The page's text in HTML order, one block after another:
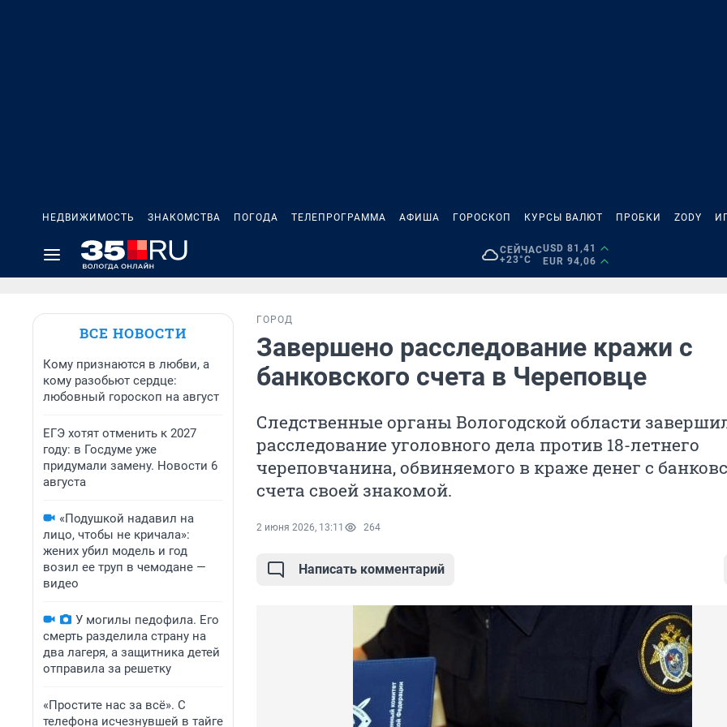
НЕДВИЖИМОСТЬ ЗНАКОМСТВА ПОГОДА ТЕЛЕПРОГРАММА АФИША ГОРОСКОП КУРСЫ ВАЛЮТ ПРОБКИ ZODY
СЕЙЧАС
+23°C
USD 81,41
EUR 94,06
ВСЕ НОВОСТИ
Кому признаются в любви, а
кому разобьют сердце:
любовный гороскоп на август
ЕГЭ хотят отменить к 2027
году: в Госдуме уже
придумали замену. Новости 6
августа
«Подушкой надавил на
лицо, чтобы не кричала»:
жених убил модель и год
возил ее труп в чемодане —
видео
У могилы педофила. Его
смерть разделила страну на
два лагеря, а защитника детей
отправила за решетку
«Простите нас за всё». С
телефона исчезнувшей в тайге
ГОРОД
Завершено расследование кражи с
банковского счета в Череповце
Следственные органы Вологодской области
расследование уголовного дела против 18-летнего
череповчанина, обвиняемого в краже денег с
счета своей знакомой.
2 июня 2026, 13:11 264
Написать комментарий